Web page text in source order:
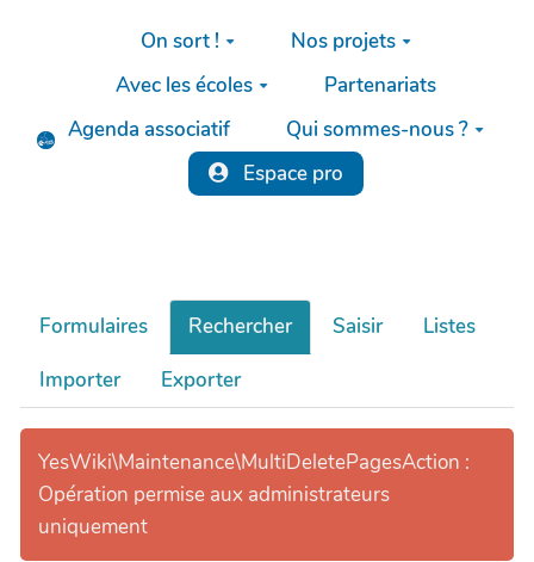
Aller au contenu principal
On sort !
Nos projets
Avec les écoles
Partenariats
Agenda associatif
Qui sommes-nous ?
Espace pro
Formulaires Rechercher Saisir
Listes
Importer
Exporter
YesWiki\Maintenance\MultiDeletePagesAction :
Opération permise aux administrateurs
uniquement